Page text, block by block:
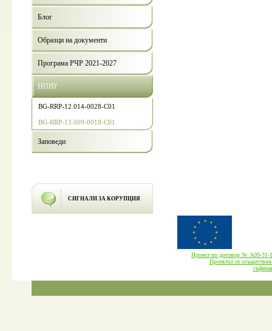
Блог
Образци на документи
Програма РЧР 2021-2027
НПВУ
BG-RRP-12.014-0028-C01
BG-RRP-13.009-0018-C01
Заповеди
СИГНАЛИ ЗА КОРУПЦИЯ
Проект по договор № А09-
Проектът се